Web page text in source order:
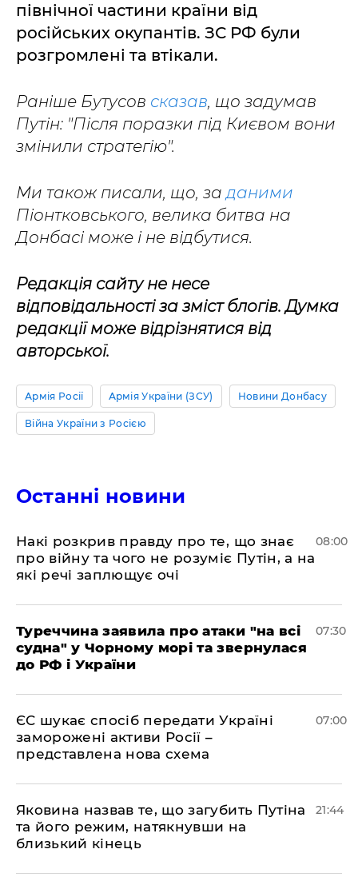
північної частини країни від
російських окупантів. ЗС РФ були
розгромлені та втікали.
Раніше Бутусов сказав, що задумав
Путін: "Після поразки під Києвом вони
змінили стратегію".
Ми також писали, що, заданими
Піонтковського, велика битва на
Донбасі може і не відбутися.
Редакція сайту не несе
відповідальності за зміст блогів. Думка
редакції може відрізнятися від
авторської.
Армія Росії Армія України (ЗСУ) Новини Донбасу
Війна України з Росією
Останні новини
Накі розкрив правду про те, що знає
про війну та чого не розуміє Путін, а на
які речі заплющує очі
08:00
Туреччина заявила про атаки "на всі
судна" у Чорному морі та звернулася
до РФ і України
07:30
ЄС шукає спосіб передати Україні
заморожені активи Росії –
представлена ​​нова схема
07:00
Яковина назвав те, що загубить Путіна
та його режим, натякнувши на
близький кінець
21:44